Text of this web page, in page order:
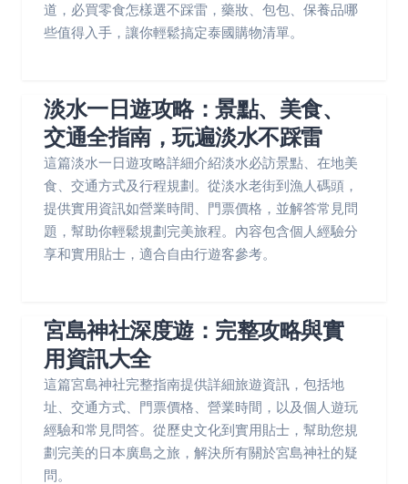
道，必買零食怎樣選不踩雷，藥妝、包包、保養品哪
些值得入手，讓你輕鬆搞定泰國購物清單。
淡水一日遊攻略：景點、美食、
交通全指南，玩遍淡水不踩雷
這篇淡水一日遊攻略詳細介紹淡水必訪景點、在地美
食、交通方式及行程規劃。從淡水老街到漁人碼頭，
提供實用資訊如營業時間、門票價格，並解答常見問
題，幫助你輕鬆規劃完美旅程。內容包含個人經驗分
享和實用貼士，適合自由行遊客參考。
宮島神社深度遊：完整攻略與實
用資訊大全
這篇宮島神社完整指南提供詳細旅遊資訊，包括地
址、交通方式、門票價格、營業時間，以及個人遊玩
經驗和常見問答。從歷史文化到實用貼士，幫助您規
劃完美的日本廣島之旅，解決所有關於宮島神社的疑
問。